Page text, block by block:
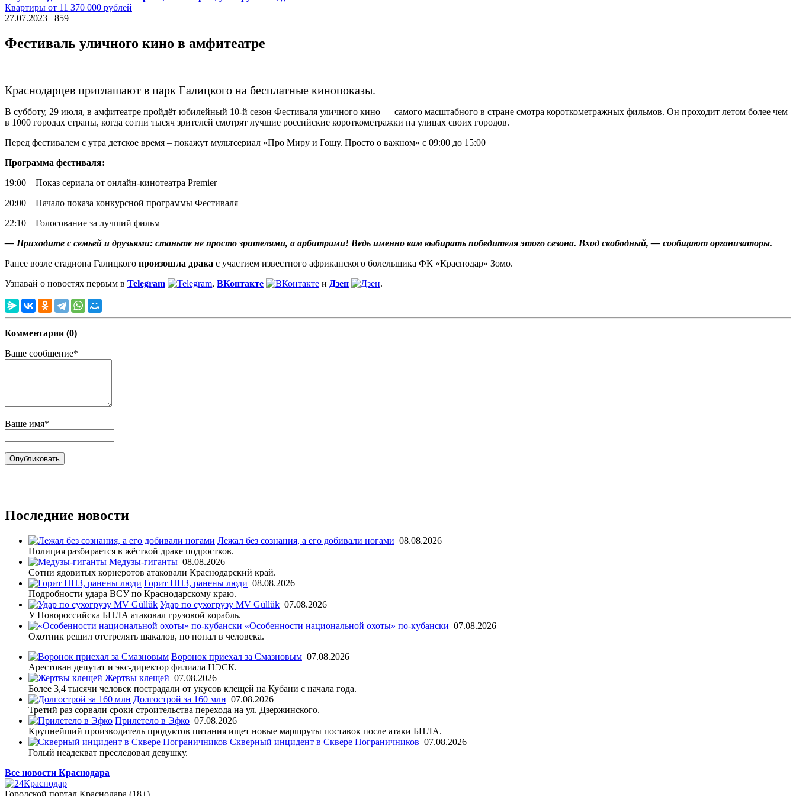
Квартиры от 11 370 000 рублей
27.07.2023
859
Фестиваль уличного кино в амфитеатре
Краснодарцев приглашают в парк Галицкого на бесплатные кинопоказы.
В субботу, 29 июля, в амфитеатре пройдёт юбилейный 10-й сезон Фестиваля уличного кино — самого масштабного в стране смотра короткометражных фильмов. Он проходит летом более чем
в 1000 городах страны, когда сотни тысяч зрителей смотрят лучшие российские короткометражки на улицах своих городов.
Перед фестивалем с утра детское время – покажут мультсериал «Про Миру и Гошу. Просто о важном» с 09:00 до 15:00
Программа фестиваля:
19:00 – Показ сериала от онлайн-кинотеатра Premier
20:00 – Начало показа конкурсной программы Фестиваля
22:10 – Голосование за лучший фильм
— Приходите с семьей и друзьями: станьте не просто зрителями, а арбитрами! Ведь именно вам выбирать победителя этого сезона. Вход свободный, — сообщают организаторы.
Ранее возле стадиона Галицкого произошла драка с участием известного африканского болельщика ФК «Краснодар» Зомо.
Узнавай о новостях первым в Telegram , ВКонтакте и Дзен .
Комментарии (0)
Ваше сообщение*
Ваше имя*
Последние новости
Лежал без сознания, а его добивали ногами 08.08.2026
Полиция разбирается в жёсткой драке подростков.
Медузы-гиганты 08.08.2026
Сотни ядовитых корнеротов атаковали Краснодарский край.
Горит НПЗ, ранены люди 08.08.2026
Подробности удара ВСУ по Краснодарскому краю.
Удар по сухогрузу MV Güllük 07.08.2026
У Новороссийска БПЛА атаковал грузовой корабль.
«Особенности национальной охоты» по-кубански 07.08.2026
Охотник решил отстрелять шакалов, но попал в человека.
Воронок приехал за Смазновым 07.08.2026
Арестован депутат и экс-директор филиала НЭСК.
Жертвы клещей 07.08.2026
Более 3,4 тысячи человек пострадали от укусов клещей на Кубани с начала года.
Долгострой за 160 млн 07.08.2026
Третий раз сорвали сроки строительства перехода на ул. Дзержинского.
Прилетело в Эфко 07.08.2026
Крупнейший производитель продуктов питания ищет новые маршруты поставок после атаки БПЛА.
Скверный инцидент в Сквере Пограничников 07.08.2026
Голый неадекват преследовал девушку.
Все новости Краснодара
Городской портал Краснодара (18+)